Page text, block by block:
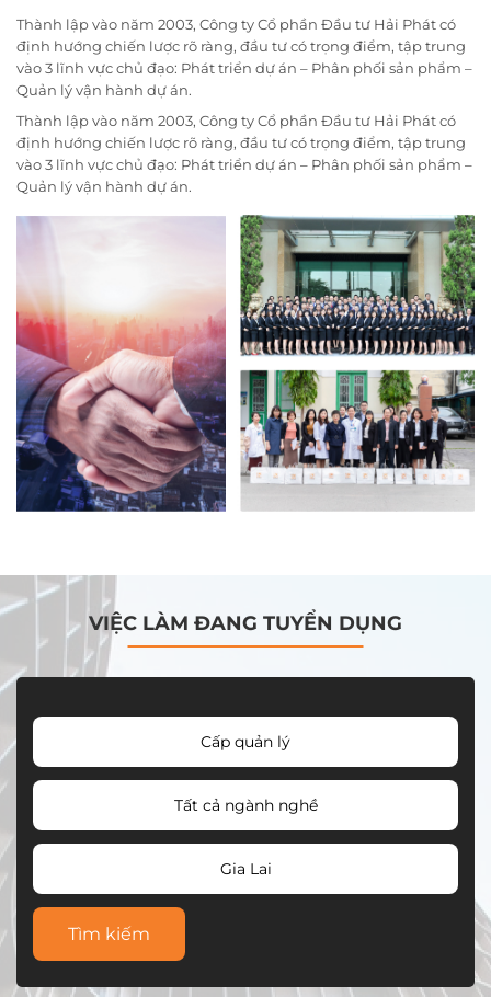
Thành lập vào năm 2003, Công ty Cổ phần Đầu tư Hải Phát có
định hướng chiến lược rõ ràng, đầu tư có trọng điểm, tập trung
vào 3 lĩnh vực chủ đạo: Phát triển dự án – Phân phối sản phẩm –
Quản lý vận hành dự án.
Thành lập vào năm 2003, Công ty Cổ phần Đầu tư Hải Phát có
định hướng chiến lược rõ ràng, đầu tư có trọng điểm, tập trung
vào 3 lĩnh vực chủ đạo: Phát triển dự án – Phân phối sản phẩm –
Quản lý vận hành dự án.
VIỆC LÀM ĐANG TUYỂN DỤNG
Cấp quản lý
Tất cả ngành nghề
Gia Lai
Tìm kiếm